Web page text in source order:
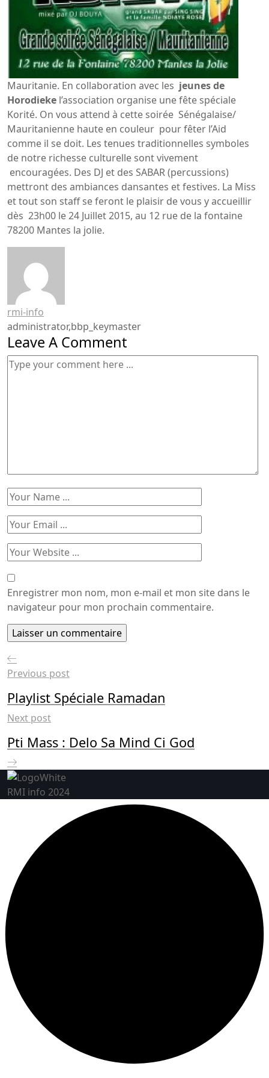
Mauritanie. En collaboration avec les jeunes de
Horodieke l’association organise une fête spéciale
Korité. On vous attend à cette soirée Sénégalaise/
Mauritanienne haute en couleur pour fêter l’Aid
comme il se doit. Les tenues traditionnelles symboles
de notre richesse culturelle sont vivement
encouragées. Des DJ et des SABAR (percussions)
mettront des ambiances dansantes et festives. La Miss
et tout son staff se feront le plaisir de vous y accueillir
dès 23h00 le 24 Juillet 2015, au 12 rue de la fontaine
78200 Mantes la jolie.
rmi-info
administrator,bbp_keymaster
Leave A Comment
Enregistrer mon nom, mon e-mail et mon site dans le
navigateur pour mon prochain commentaire.
Previous post
Playlist Spéciale Ramadan
Next post
Pti Mass : Delo Sa Mind Ci God
RMI info 2024